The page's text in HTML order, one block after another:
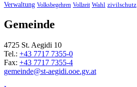
Verwaltung Volksbegehren Vollzeit Wahl zivilschutz
Gemeinde
4725 St. Aegidi 10
Tel.: +43 7717 7355-0
Fax: +43 7717 7355-4
gemeinde@st-aegidi.ooe.gv.at